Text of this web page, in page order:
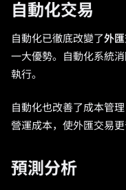
自動化交易
自動化已徹底改變了外
一大優勢。自動化系統
執行。
自動化也改善了成本管
營運成本，使外匯交易更
預測分析